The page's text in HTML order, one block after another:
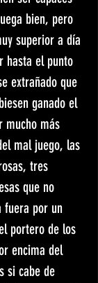
bien, pero
superior a día
hasta el punto
extrañado que
ganado el
mucho más
mal juego, las
tres
que no
fuera por un
portero de los
encima del
si cabe de